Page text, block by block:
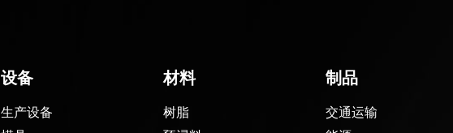
设备
生产设备
材料
树脂
制品
交通运输